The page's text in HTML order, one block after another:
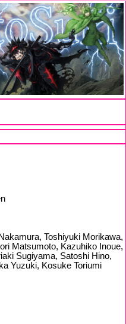
Toshiyuki Morikawa,
Matsumoto, Kazuhiko Inoue,
Sugiyama, Satoshi Hino,
Yuzuki, Kosuke Toriumi